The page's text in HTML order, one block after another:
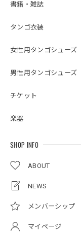
書籍・雑誌
タンゴ衣装
女性用タンゴシューズ
男性用タンゴシューズ
チケット
楽器
SHOP INFO
ABOUT
NEWS
メンバーシップ
マイページ